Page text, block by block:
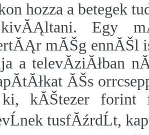
hozza a betegek
Egy
mĂŠg ennĂŠl
a televĂ­ziĂłban
ĂŠs
kĂŠtezer forint
tusfĂźrdĹt,